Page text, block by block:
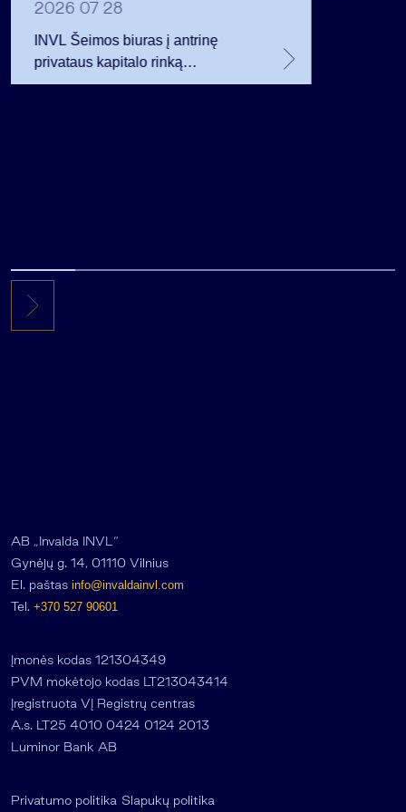
2026 07 28
INVL Šeimos biuras į antrinę
privataus kapitalo rinką
investuojantį fondą pritraukė 17,4
AB „Invalda INVL“
Gynėjų g. 14, 01110 Vilnius
El. paštas info@invaldainvl.com
Tel. +370 527 90601
Įmonės kodas 121304349
PVM mokėtojo kodas LT213043414
Įregistruota VĮ Registrų centras
A.s. LT25 4010 0424 0124 2013
Luminor Bank AB
Privatumo politika Slapukų politika